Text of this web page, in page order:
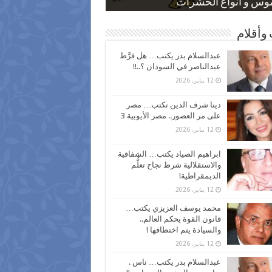
و أنواع الحشرات
بعد ارتفاع الأسعار
نسبة الطلاق في مصر
كاركاتيرية
كاركاتيرية
وأقلام
عبدالسلام بدر يكتب… هل فرَّط
عبدالناصر في السودان ؟..!!
12 يناير، 2026
دينا شرف الدين تكتب… مصر
على مر العصور.. مصر الأيوبية 3
12 يناير، 2026
ابراهيم الصياد يكتب… الشفافية
والاستقلالية شرط نجاح تعلُّم
الديمقراطية!
12 يناير، 2026
محمد يوسف العزيزي يكتب…
قانون القوة يحكم العالم..
والسيادة يتم اختطافها !
12 يناير، 2026
عبدالسلام بدر يكتب… ناس .